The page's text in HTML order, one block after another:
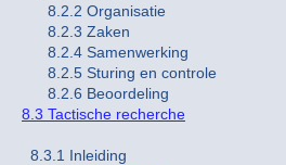
8.2.2 Organisatie
8.2.3 Zaken
8.2.4 Samenwerking
8.2.5 Sturing en controle
8.2.6 Beoordeling
8.3 Tactische recherche
8.3.1 Inleiding